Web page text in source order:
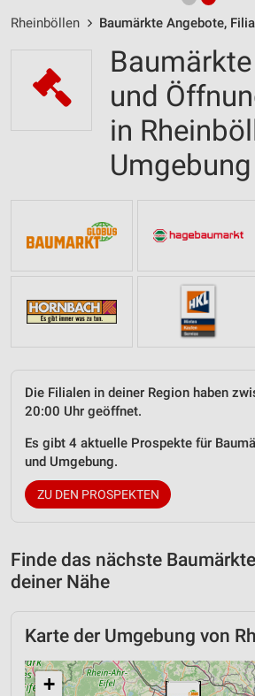
Rheinböllen Baumärkte Angebote,
und
in
Umgebung
Die Filialen in deiner Region haben
20:00 Uhr geöffnet.
Es gibt 4 aktuelle Prospekte für
und Umgebung.
ZU DEN PROSPEKTEN
Finde das nächste
deiner Nähe
Karte der Umgebung von
+